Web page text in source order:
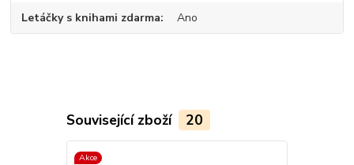
Letáčky s knihami zdarma Ano
Související zboží 20
Akce